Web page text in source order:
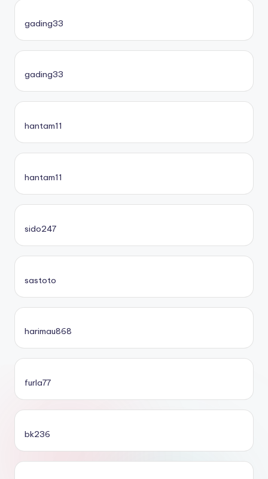
gading33
gading33
hantam11
hantam11
sido247
sastoto
harimau868
furla77
bk236